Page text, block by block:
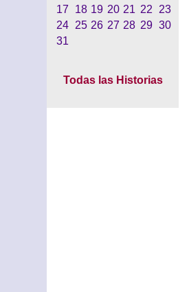
17
18 19 20 21 22
23
24
25 26 27 28 29 30
31
Todas las Historias